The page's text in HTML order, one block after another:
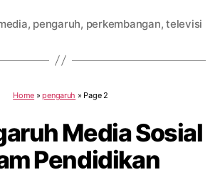
, pengaruh, perkembangan,televisi
Home »pengaruh » Page 2
Media Sosial
Pendidikan